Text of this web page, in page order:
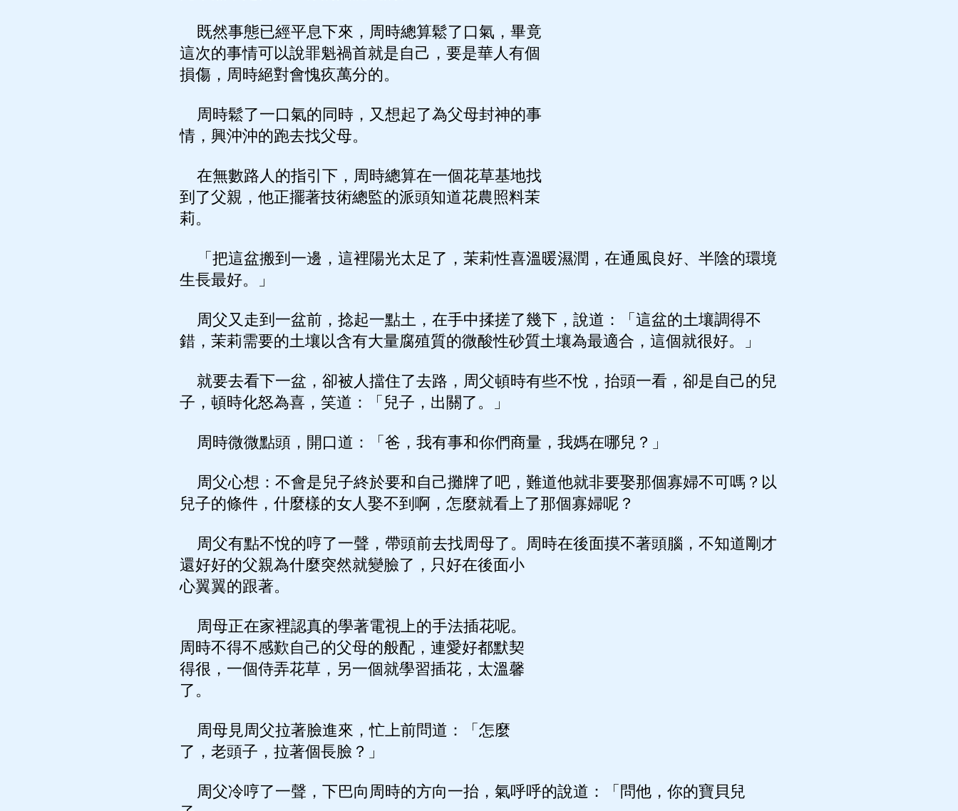
既然事態已經平息下來，周時總算鬆了口氣，畢竟
這次的事情可以說罪魁禍首就是自己，要是華人有個
損傷，周時絕對會愧疚萬分的。
周時鬆了一口氣的同時，又想起了為父母封神的事
情，興沖沖的跑去找父母。
在無數路人的指引下，周時總算在一個花草基地找
到了父親，他正擺著技術總監的派頭知道花農照料茉
莉。
「把這盆搬到一邊，這裡陽光太足了，茉莉性喜溫暖濕潤，在通風良好、半陰的環境
生長最好。」
周父又走到一盆前，捻起一點土，在手中揉搓了幾下，說道：「這盆的土壤調得不
錯，茉莉需要的土壤以含有大量腐殖質的微酸性砂質土壤為最適合，這個就很好。」
就要去看下一盆，卻被人擋住了去路，周父頓時有些不悅，抬頭一看，卻是自己的兒
子，頓時化怒為喜，笑道：「兒子，出關了。」
周時微微點頭，開口道：「爸，我有事和你們商量，我媽在哪兒？」
周父心想：不會是兒子終於要和自己攤牌了吧，難道他就非要娶那個寡婦不可嗎？以
兒子的條件，什麼樣的女人娶不到啊，怎麼就看上了那個寡婦呢？
周父有點不悅的哼了一聲，帶頭前去找周母了。周時在後面摸不著頭腦，不知道剛才
還好好的父親為什麼突然就變臉了，只好在後面小
心翼翼的跟著。
周母正在家裡認真的學著電視上的手法插花呢。
周時不得不感歎自己的父母的般配，連愛好都默契
得很，一個侍弄花草，另一個就學習插花，太溫馨
了。
周母見周父拉著臉進來，忙上前問道：「怎麼
了，老頭子，拉著個長臉？」
周父冷哼了一聲，下巴向周時的方向一抬，氣呼呼的說道：「問他，你的寶貝兒